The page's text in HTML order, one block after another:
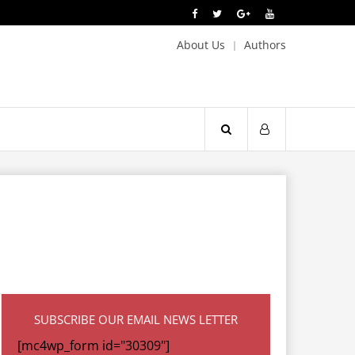
About Us Authors
SUBSCRIBE OUR EMAIL NEWS LETTER
[mc4wp_form id="30309"]